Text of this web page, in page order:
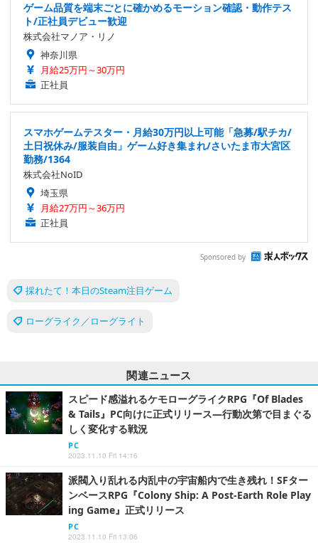
ゲーム品質を端末ごとに確かめるモーション確認・動作テス
ト/正社員デビュー歓迎
株式会社マノア・リノ
神奈川県
月給25万円～30万円
正社員
スマホゲームテスター・月給30万円以上可能「急募/駅チカ/
土日祝休み/服装自由」ゲーム好き集まれ/さいたま市大宮区
勤務/1364
株式会社NoID
埼玉県
月給27万円～36万円
正社員
Sponsored by
採れたて！本日のSteam注目ゲーム
ローグライク／ローグライト
関連ニュース
スピード感溢れるケモローグライクRPG『Of Blades
& Tails』PC向けに正式リリース―行動次第で目まぐる
しく変化する戦況
PC
2023.11.10 Fri 14:16
派閥入り乱れる内乱中の宇宙船内で生き残れ！SFター
ンベースRPG『Colony Ship: A Post-Earth Role Play
ing Game』正式リリース
PC
2023.11.10 Fri 13:06